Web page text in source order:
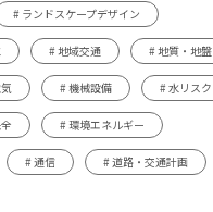
# ランドスケープデザイン
# 地域交通 # 地質・地盤
# 機械設備 # 水リスク
# 環境エネルギー
# 通信 # 道路・交通計画